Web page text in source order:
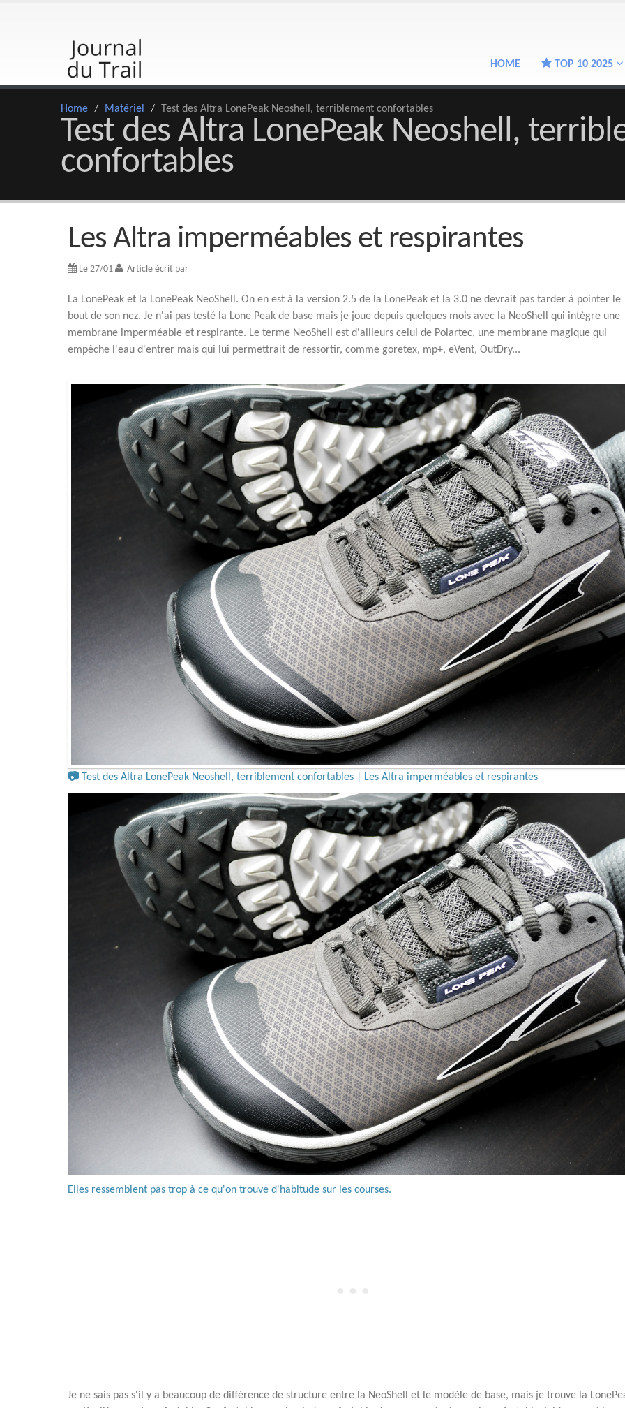
HOME TOP 10 2025
Home / Matériel / Test des Altra LonePeak Neoshell, terriblement confortables
Test des Altra LonePeak Neoshell,
confortables
Les Altra imperméables et respirantes
Le 27/01 Article écrit par
La LonePeak et la LonePeak NeoShell. On en est à la version 2.5 de la LonePeak et la 3.0 ne devrait pas tarder à pointer le
bout de son nez. Je n'ai pas testé la Lone Peak de base mais je joue depuis quelques mois avec la NeoShell qui intègre une
membrane imperméable et respirante. Le terme NeoShell est d'ailleurs celui de Polartec, une membrane magique qui
empêche l'eau d'entrer mais qui lui permettrait de ressortir, comme goretex, mp+, eVent, OutDry...
📷 Test des Altra LonePeak Neoshell, terriblement confortables | Les Altra imperméables et respirantes
Elles ressemblent pas trop à ce qu'on trouve d'habitude sur les courses.
Je ne sais pas s'il y a beaucoup de différence de structure entre la NeoShell et le modèle de base, mais je trouve la